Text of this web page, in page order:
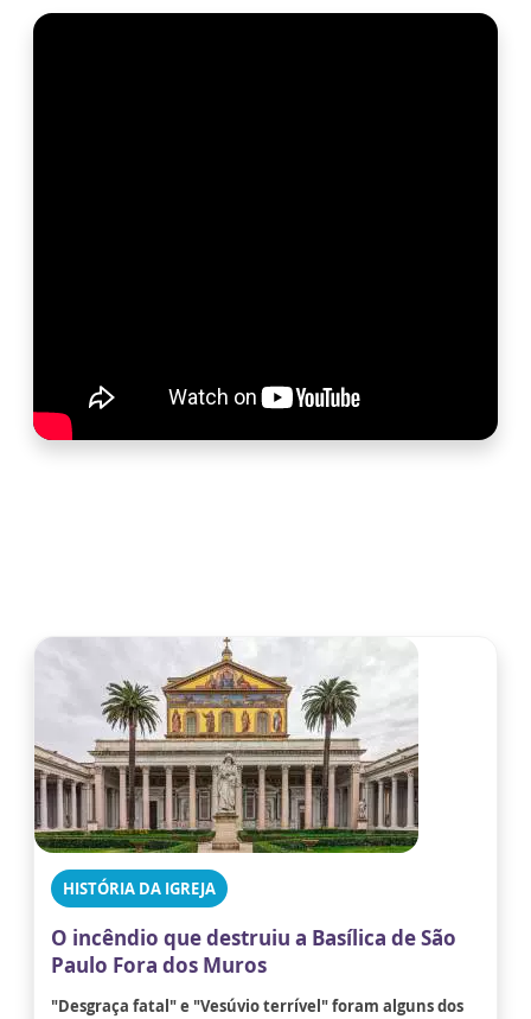
HISTÓRIA DA IGREJA
O incêndio que destruiu a Basílica de São
Paulo Fora dos Muros
"Desgraça fatal" e "Vesúvio terrível" foram alguns dos